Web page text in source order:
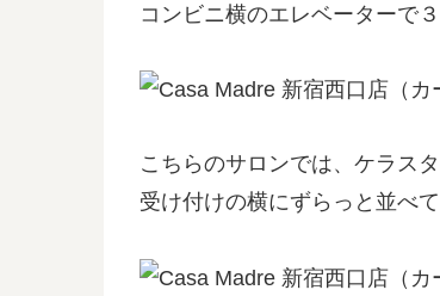
コンビニ横のエレベーターで
こちらのサロンでは、ケラス
受け付けの横にずらっと並べ